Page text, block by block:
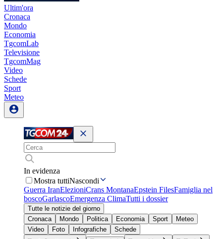
Ultim'ora
Cronaca
Mondo
Economia
TgcomLab
Televisione
TgcomMag
Video
Schede
Sport
Meteo
In evidenza
Mostra tuttiNascondi
Guerra IranElezioniCrans MontanaEpstein FilesFamiglia nel
boscoGarlascoEmergenza ClimaTutti i dossier
Tutte le notizie del giorno
Cronaca
Mondo Politica Economia Sport
Meteo
Video
Foto Infografiche
Schede